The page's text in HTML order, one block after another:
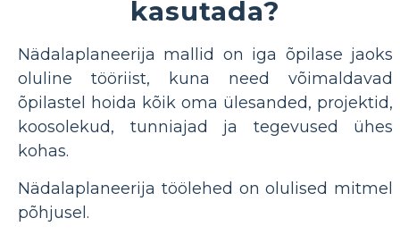
kasutada?
Nädalaplaneerija mallid on iga õpilase jaoks
oluline tööriist, kuna need võimaldavad
õpilastel hoida kõik oma ülesanded, projektid,
koosolekud, tunniajad ja tegevused ühes
kohas.
Nädalaplaneerija töölehed on olulised mitmel
põhjusel.